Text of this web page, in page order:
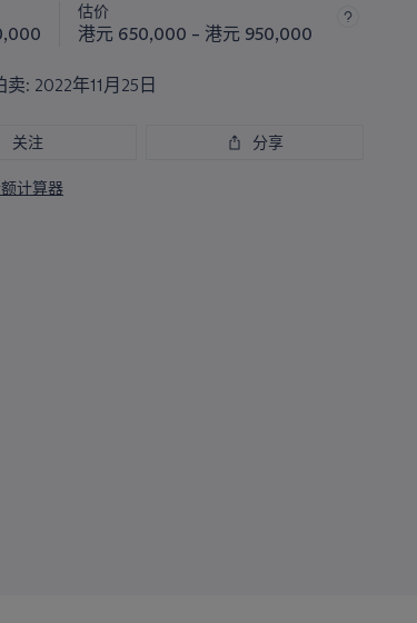
估价
港元 650,000 – 港元 950,000
卖: 2022年11月25日
关注 分享
计算器